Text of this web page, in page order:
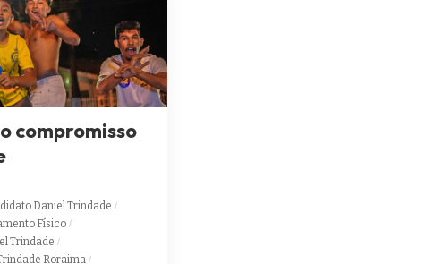
compromisso
Daniel Trindade
Físico
Trindade
Roraima